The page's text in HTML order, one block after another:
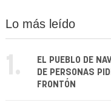
Lo más leído
1.
EL PUEBLO DE
DE PERSONAS
FRONTÓN